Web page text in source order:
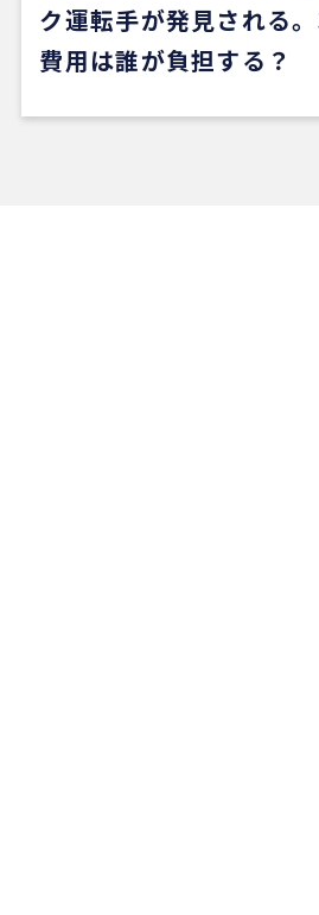
ク運転手が発見される
費用は誰が負担する？